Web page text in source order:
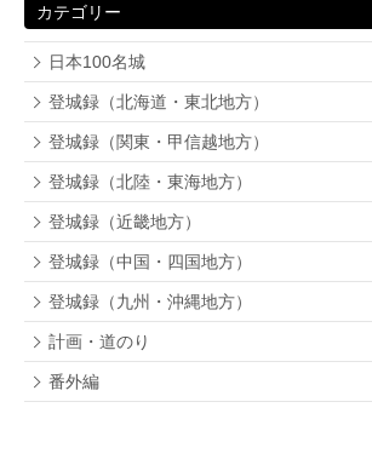
カテゴリー
日本100名城
登城録（北海道・東北地方）
登城録（関東・甲信越地方）
登城録（北陸・東海地方）
登城録（近畿地方）
登城録（中国・四国地方）
登城録（九州・沖縄地方）
計画・道のり
番外編